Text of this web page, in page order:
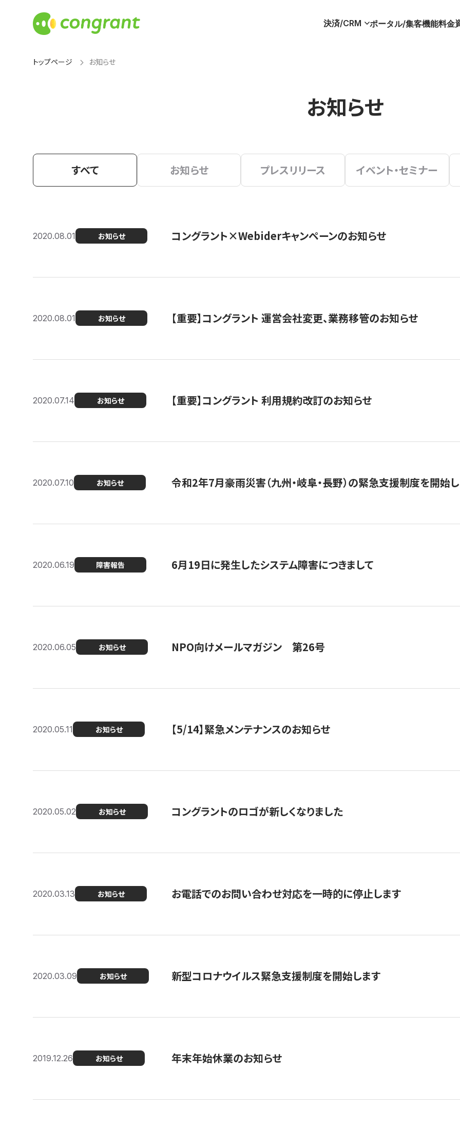
決済/CRM ポータル/集客機能料金
トップページ お知らせ
お知らせ
すべて お知らせ プレスリリース イベント・セミナー
2020.08.01 お知らせ コングラント×Webiderキャンペーンのお知らせ
2020.08.01 お知らせ 【重要】コングラント 運営会社変更、業務移管のお知らせ
2020.07.14 お知らせ 【重要】コングラント 利用規約改訂のお知らせ
2020.07.10 お知らせ 令和2年7月豪雨災害（九州・岐阜・長野）の緊急支援制度を開始
2020.06.19 障害報告 6月19日に発生したシステム障害につきまして
2020.06.05 お知らせ NPO向けメールマガジン 第26号
2020.05.11 お知らせ 【5/14】緊急メンテナンスのお知らせ
2020.05.02 お知らせ コングラントのロゴが新しくなりました
2020.03.13 お知らせ お電話でのお問い合わせ対応を一時的に停止します
2020.03.09 お知らせ 新型コロナウイルス緊急支援制度を開始します
2019.12.26 お知らせ 年末年始休業のお知らせ